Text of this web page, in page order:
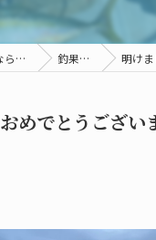
和歌山の遊漁船ならKAISHIN 釣果情報 明けまし
めでとうござい